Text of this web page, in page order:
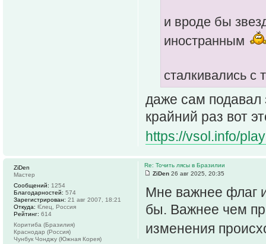
и вроде бы
иностранным
сталкивались с
даже сам подавал
крайний раз вот
https://vsol.info/
Re: Точить лясы в Бразилии
ZiDen 26 авг 2025, 20:35
Мне важнее флаг
бы. Важнее чем
изменения
ZiDen
Мастер
Сообщений: 1254
Благодарностей: 574
Зарегистрирован: 21 авг 2007, 18:21
Откуда: ᙓлец, Россия
Рейтинг: 614
Коритиба (Бразилия)
Краснодар (Россия)
Чунбук Чонджу (Южная Корея)